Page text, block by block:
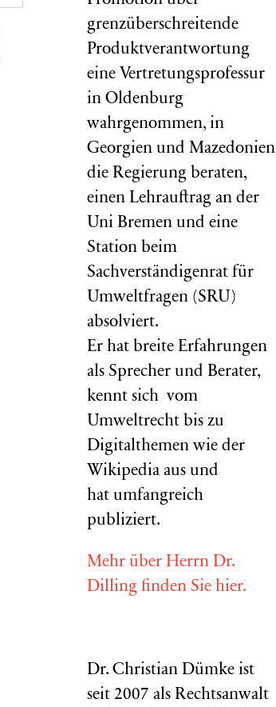
grenzüberschreitende
Produktverantwortung
eine Vertretungsprofessur
in Oldenburg
wahrgenommen, in
Georgien und Mazedonien
die Regierung beraten,
einen Lehrauftrag an der
Uni Bremen und eine
Station beim
Sachverständigenrat für
Umweltfragen (SRU )
absolviert.
Er hat breite Erfahrungen
als Sprecher und Berater,
kennt sich vom
Umweltrecht bis zu
Digitalthemen wie der
Wikipedia aus und
hat umfangreich
publiziert.
Mehr über Herrn Dr.
Dilling finden Sie hier.
Dr. Christian Dümke ist
seit 2007 als Rechtsanwalt